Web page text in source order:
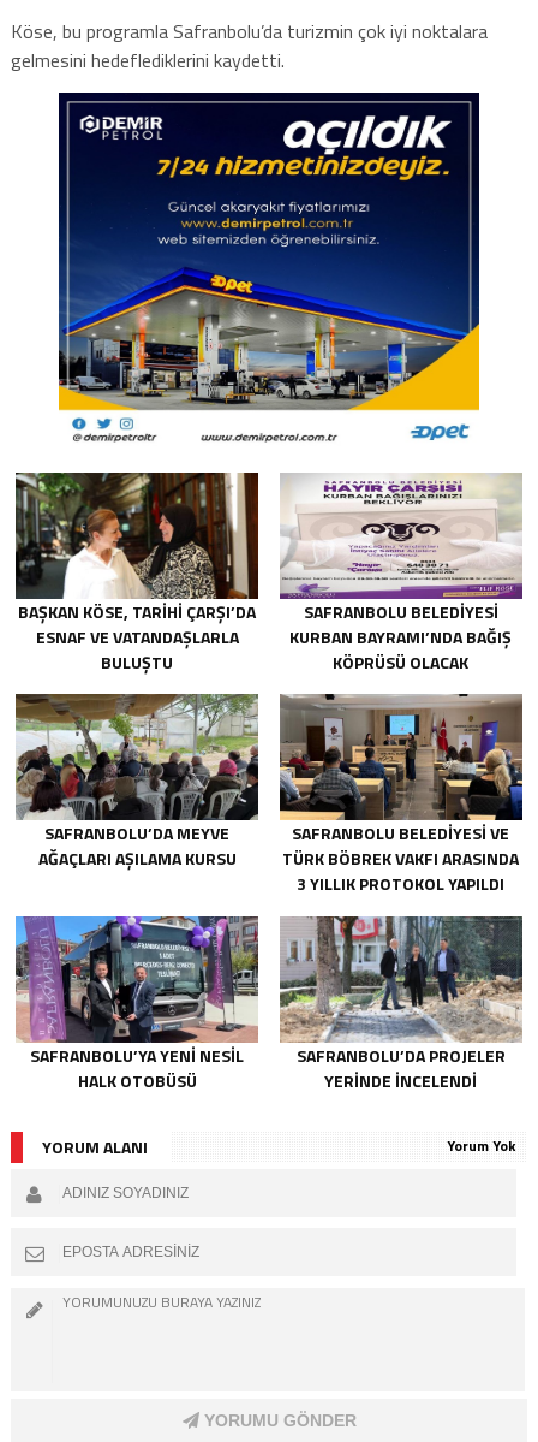
Köse, bu programla Safranbolu’da turizmin çok iyi noktalara
gelmesini hedeflediklerini kaydetti.
BAŞKAN KÖSE, TARİHİ ÇARŞI’DA
ESNAF VE VATANDAŞLARLA
BULUŞTU
SAFRANBOLU BELEDİYESİ
KURBAN BAYRAMI’NDA BAĞIŞ
KÖPRÜSÜ OLACAK
SAFRANBOLU’DA MEYVE
AĞAÇLARI AŞILAMA KURSU
SAFRANBOLU BELEDİYESİ VE
TÜRK BÖBREK VAKFI ARASINDA
3 YILLIK PROTOKOL YAPILDI
SAFRANBOLU’YA YENİ NESİL
HALK OTOBÜSÜ
SAFRANBOLU’DA PROJELER
YERİNDE İNCELENDİ
YORUM ALANI Yorum Yok
YORUMU GÖNDER